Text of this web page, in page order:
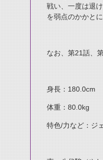
戦い、一度は退
を弱点のかかと
なお、第21話、
身長：180.0cm
体重：80.0kg
特色/力など：ジ